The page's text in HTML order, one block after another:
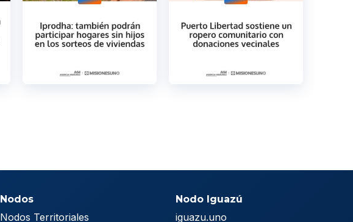
Nodos
Nodos Territoriales
Nodo Iguazú
iguazu.uno